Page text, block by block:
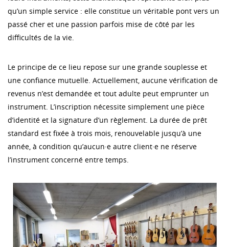
qu’un simple service : elle constitue un véritable pont vers un
passé cher et une passion parfois mise de côté par les
difficultés de la vie.
Le principe de ce lieu repose sur une grande souplesse et
une confiance mutuelle. Actuellement, aucune vérification de
revenus n’est demandée et tout adulte peut emprunter un
instrument. L’inscription nécessite simplement une pièce
d’identité et la signature d’un règlement. La durée de prêt
standard est fixée à trois mois, renouvelable jusqu’à une
année, à condition qu’aucun·e autre client·e ne réserve
l’instrument concerné entre temps.